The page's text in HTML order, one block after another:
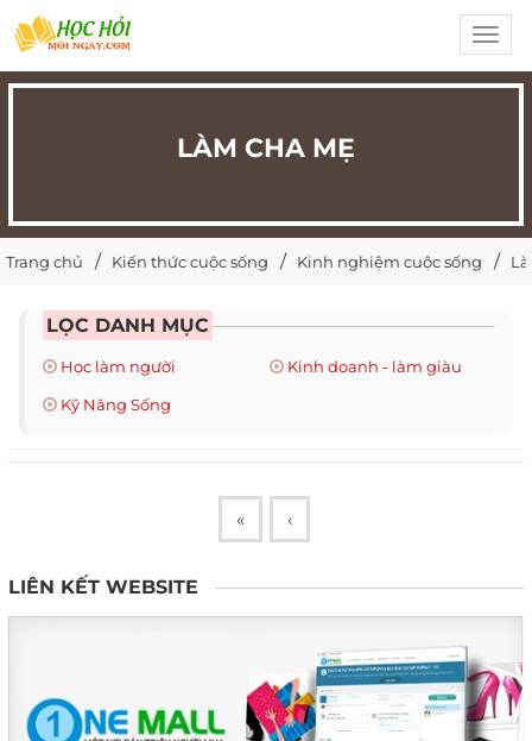
LÀM CHA MẸ
Trang chủ Kiến thức cuộc sống Kinh nghiệm cuộc sống
LỌC DANH MỤC
Học làm người
Kinh doanh - làm giàu
Kỹ Năng Sống
« ‹
LIÊN KẾT WEBSITE